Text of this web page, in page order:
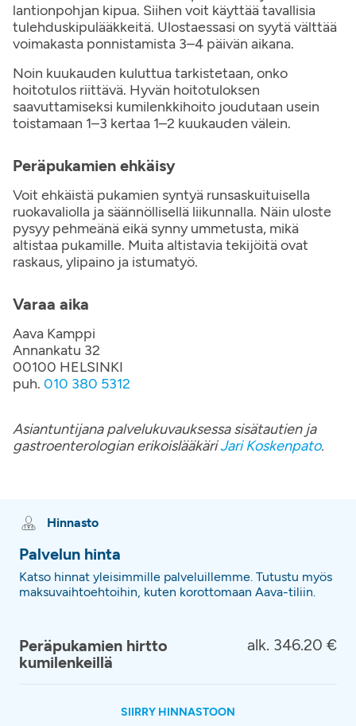
lantionpohjan kipua. Siihen voit käyttää tavallisia
tulehduskipulääkkeitä. Ulostaessasi on syytä välttää
voimakasta ponnistamista 3–4 päivän aikana.
Noin kuukauden kuluttua tarkistetaan, onko
hoitotulos riittävä. Hyvän hoitotuloksen
saavuttamiseksi kumilenkkihoito joudutaan usein
toistamaan 1–3 kertaa 1–2 kuukauden välein.
Peräpukamien ehkäisy
Voit ehkäistä pukamien syntyä runsaskuituisella
ruokavaliolla ja säännöllisellä liikunnalla. Näin uloste
pysyy pehmeänä eikä synny ummetusta, mikä
altistaa pukamille. Muita altistavia tekijöitä ovat
raskaus, ylipaino ja istumatyö.
Varaa aika
Aava Kamppi
Annankatu 32
00100 HELSINKI
puh. 010 380 5312
Asiantuntijana palvelukuvauksessa sisätautien ja
gastroenterologian erikoislääkäriJari Koskenpato.
Hinnasto
Palvelun hinta
Katso hinnat yleisimmille palveluillemme. Tutustu myös
maksuvaihtoehtoihin, kuten korottomaan Aava-tiliin.
Peräpukamien hirtto
kumilenkeillä
alk. 346.20 €
SIIRRY HINNASTOON